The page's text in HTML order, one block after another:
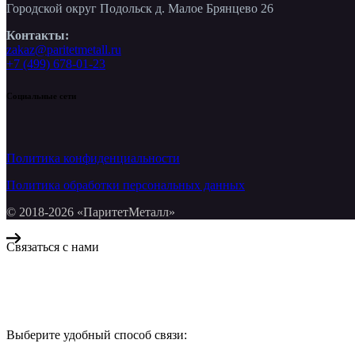
Городской округ Подольск д. Малое Брянцево 26
Контакты:
zakaz@paritetmetall.ru
+7 (499) 678-01-23
Социальные сети
Политика конфиденциальности
Политика обработки персональных данных
© 2018-2026 «ПаритетМеталл»
Связаться с нами
Выберите удобный способ связи: